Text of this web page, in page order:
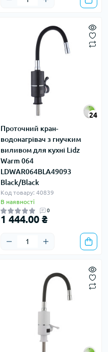
24
Проточний кран-
водонагрівач з гнучким
виливом для кухні Lidz
Warm 064
LDWAR064BLA49093
Black/Black
Код товару: 40839
В наявності
0
1 444.00 ₴